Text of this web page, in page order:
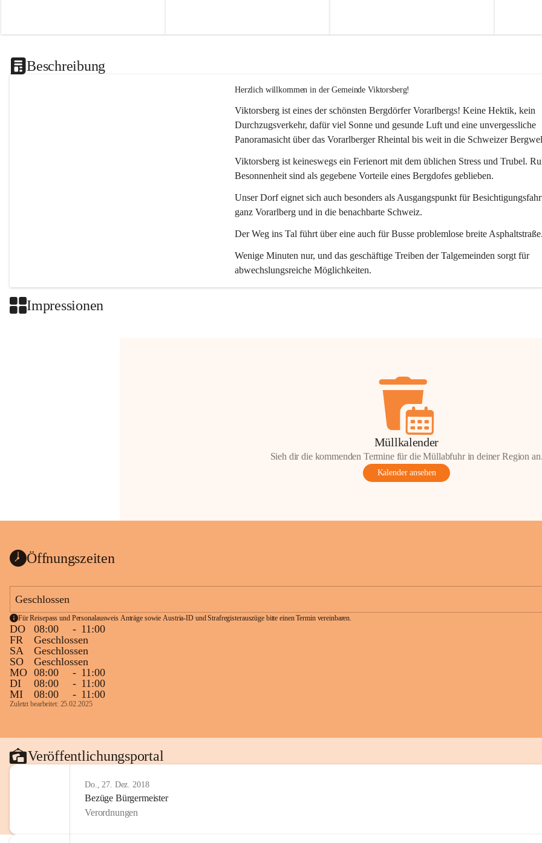
Beschreibung
Herzlich willkommen in der Gemeinde Viktorsberg!
Viktorsberg ist eines der schönsten Bergdörfer Vorarlbergs! Keine Hektik, kein
Durchzugsverkehr, dafür viel Sonne und gesunde Luft und eine unvergessliche
Panoramasicht über das Vorarlberger Rheintal bis weit in die Schweizer
Viktorsberg ist keineswegs ein Ferienort mit dem üblichen Stress und Trubel.
Besonnenheit sind als gegebene Vorteile eines Bergdofes geblieben.
Unser Dorf eignet sich auch besonders als Ausgangspunkt für
ganz Vorarlberg und in die benachbarte Schweiz.
Der Weg ins Tal führt über eine auch für Busse problemlose breite
Wenige Minuten nur, und das geschäftige Treiben der Talgemeinden sorgt für
abwechslungsreiche Möglichkeiten.
Impressionen
Müllkalender
Sieh dir die kommenden Termine für die Müllabfuhr in deiner Region
Kalender ansehen
Öffnungszeiten
Geschlossen
Für Reisepass und Personalausweis Anträge sowie Austria-ID und Strafregisterauszüge bitte einen Termin vereinbaren.
DO 08:00 - 11:00
FR
Geschlossen
SA
Geschlossen
SO
Geschlossen
MO 08:00 - 11:00
DI
08:00 - 11:00
MI
08:00 - 11:00
Zuletzt bearbeitet: 25.02.2025
Veröffentlichungsportal
Do., 27. Dez. 2018
Bezüge Bürgermeister
Verordnungen